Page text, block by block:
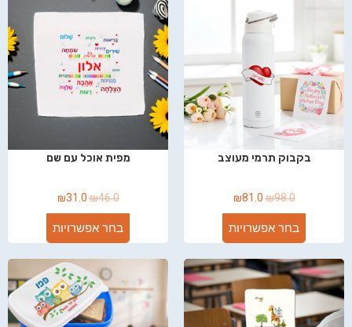
בקבוק תרמי מעוצב
₪98.0
₪81.0
בחר אפשרויות
מפית אוכל עם שם
₪46.0
₪31.0
בחר אפשרויות